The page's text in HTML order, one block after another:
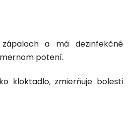
a má dezinfekčné
potení.
kloktadlo, zmierňuje bolesti